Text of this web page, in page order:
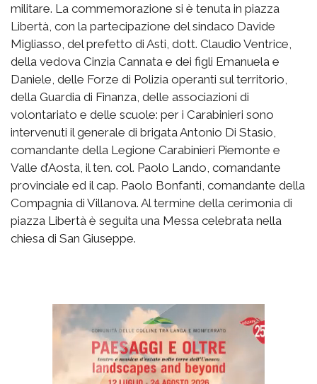
militare. La commemorazione si è tenuta in piazza
Libertà, con la partecipazione del sindaco Davide
Migliasso, del prefetto di Asti, dott. Claudio Ventrice,
della vedova Cinzia Cannata e dei figli Emanuela e
Daniele, delle Forze di Polizia operanti sul territorio,
della Guardia di Finanza, delle associazioni di
volontariato e delle scuole: per i Carabinieri sono
intervenuti il generale di brigata Antonio Di Stasio,
comandante della Legione Carabinieri Piemonte e
Valle d’Aosta, il ten. col. Paolo Lando, comandante
provinciale ed il cap. Paolo Bonfanti, comandante della
Compagnia di Villanova. Al termine della cerimonia di
piazza Libertà è seguita una Messa celebrata nella
chiesa di San Giuseppe.